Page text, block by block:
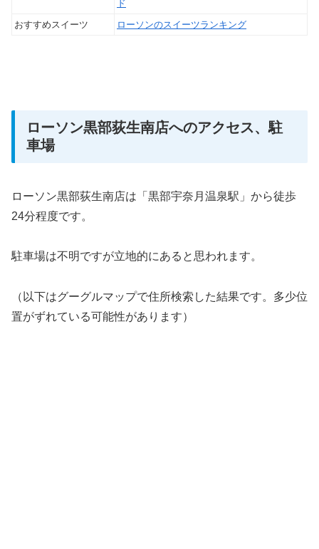
ド
おすすめスイーツ
ローソンのスイーツランキング
ローソン黒部荻生南店へのアクセス、駐
車場
ローソン黒部荻生南店は「黒部宇奈月温泉駅」から徒歩
24分程度です。
駐車場は不明ですが立地的にあると思われます。
（以下はグーグルマップで住所検索した結果です。多少位
置がずれている可能性があります）